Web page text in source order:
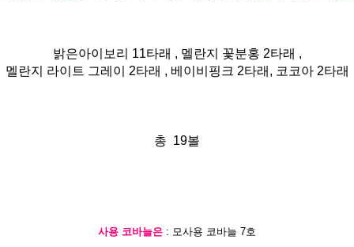
밝은아이보리 11타래 , 멜란지 꽃분홍 2타래 ,
멜란지 라이트 그레이 2타래 , 베이비핑크 2타래, 코코아 2타래
총 19볼
사용 코바늘은 : 모사용 코바늘 7호